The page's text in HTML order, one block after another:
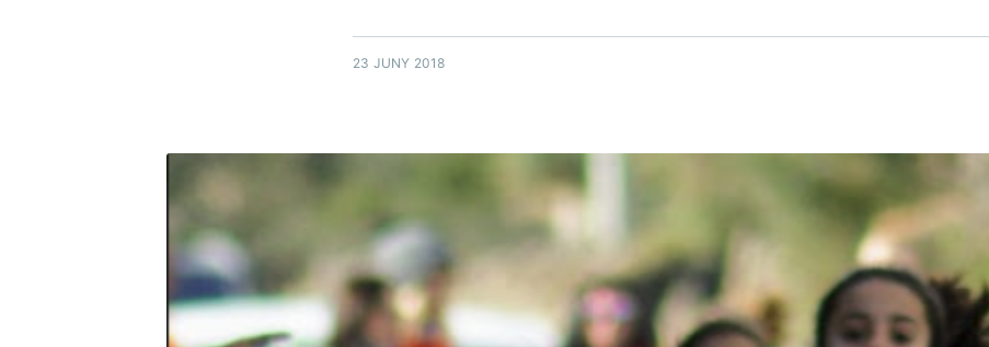
23 JUNY 2018